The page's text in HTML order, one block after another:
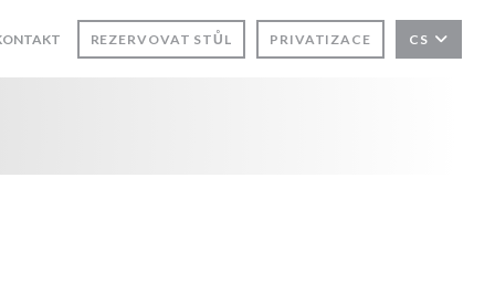
REZERVOVAT STŮL PRIVATIZACE CS